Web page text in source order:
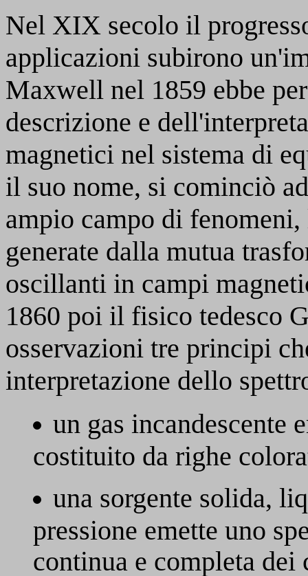
Nel XIX secolo il
applicazioni subirono
Maxwell nel 1859 ebbe
descrizione e
magnetici nel sistema di
il suo nome, si cominciò
ampio campo di
generate dalla mutua
oscillanti in campi
1860 poi il fisico tedesco
osservazioni tre principi
interpretazione dello
un gas incandescente
costituito da righe
una sorgente solida,
pressione emette uno
continua e completa